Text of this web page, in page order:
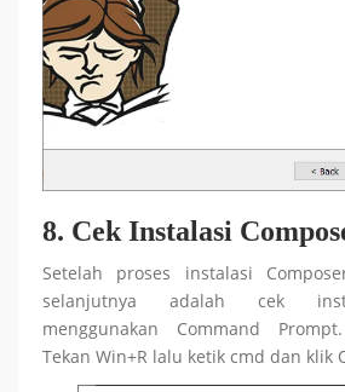
8. Cek Instalasi
Setelah proses instalasi
selanjutnya adalah cek
menggunakan Command
Tekan Win+R lalu ketik cmd dan klik